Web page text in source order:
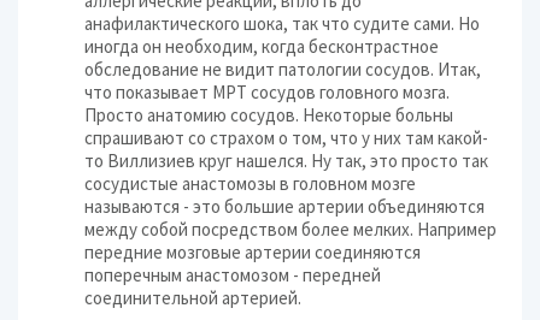
анафилактического шока, так что судите сами. Но
иногда он необходим, когда бесконтрастное
обследование не видит патологии сосудов. Итак,
что показывает МРТ сосудов головного мозга.
Просто анатомию сосудов. Некоторые больны
спрашивают со страхом о том, что у них там какой-
то Виллизиев круг нашелся. Ну так, это просто так
сосудистые анастомозы в головном мозге
называются - это большие артерии объединяются
между собой посредством более мелких. Например
передние мозговые артерии соединяются
поперечным анастомозом - передней
соединительной артерией.